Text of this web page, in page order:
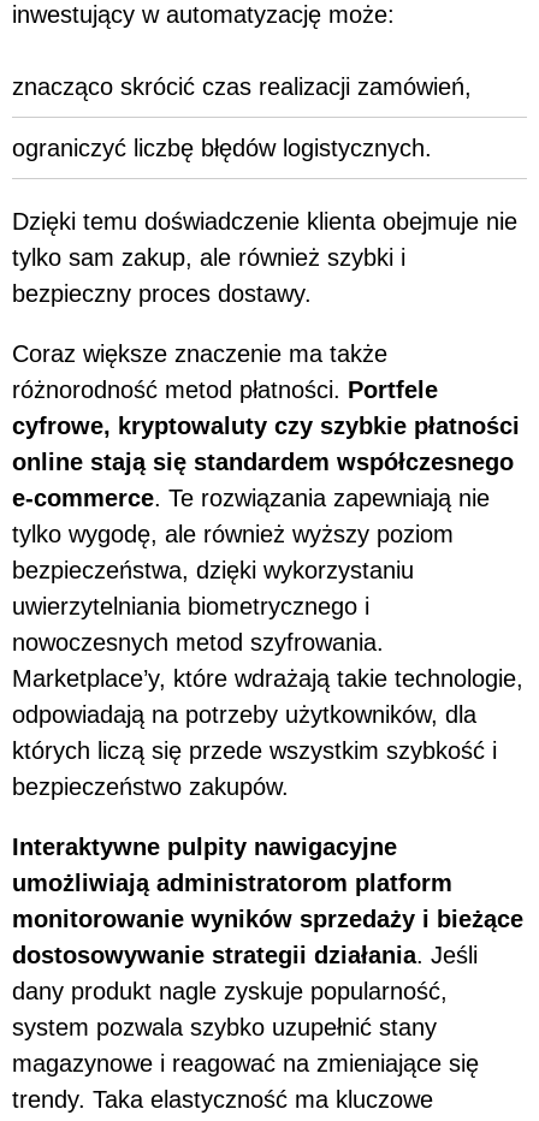
inwestujący w automatyzację może:
znacząco skrócić czas realizacji zamówień,
ograniczyć liczbę błędów logistycznych.
Dzięki temu doświadczenie klienta obejmuje nie
tylko sam zakup, ale również szybki i
bezpieczny proces dostawy.
Coraz większe znaczenie ma także
różnorodność metod płatności. Portfele
cyfrowe, kryptowaluty czy szybkie płatności
online stają się standardem współczesnego
e-commerce. Te rozwiązania zapewniają nie
tylko wygodę, ale również wyższy poziom
bezpieczeństwa, dzięki wykorzystaniu
uwierzytelniania biometrycznego i
nowoczesnych metod szyfrowania.
Marketplace’y, które wdrażają takie technologie,
odpowiadają na potrzeby użytkowników, dla
których liczą się przede wszystkim szybkość i
bezpieczeństwo zakupów.
Interaktywne pulpity nawigacyjne
umożliwiają administratorom platform
monitorowanie wyników sprzedaży i bieżące
dostosowywanie strategii działania. Jeśli
dany produkt nagle zyskuje popularność,
system pozwala szybko uzupełnić stany
magazynowe i reagować na zmieniające się
trendy. Taka elastyczność ma kluczowe